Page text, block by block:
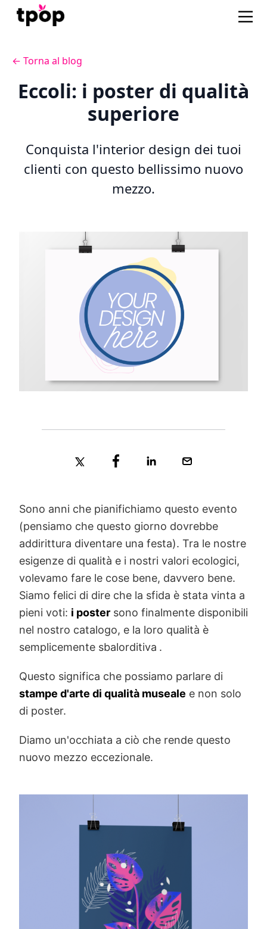
← Torna al blog
Eccoli: i poster di qualità
superiore
Conquista l'interior design dei tuoi
clienti con questo bellissimo nuovo
mezzo.
Sono anni che pianifichiamo questo evento
(pensiamo che questo giorno dovrebbe
addirittura diventare una festa). Tra le nostre
esigenze di qualità e i nostri valori ecologici,
volevamo fare le cose bene, davvero bene.
Siamo felici di dire che la sfida è stata vinta a
pieni voti: i poster sono finalmente disponibili
nel nostro catalogo, e la loro qualità è
semplicemente sbalorditiva .
Questo significa che possiamo parlare di
stampe d'arte di qualità museale e non solo
di poster.
Diamo un'occhiata a ciò che rende questo
nuovo mezzo eccezionale.